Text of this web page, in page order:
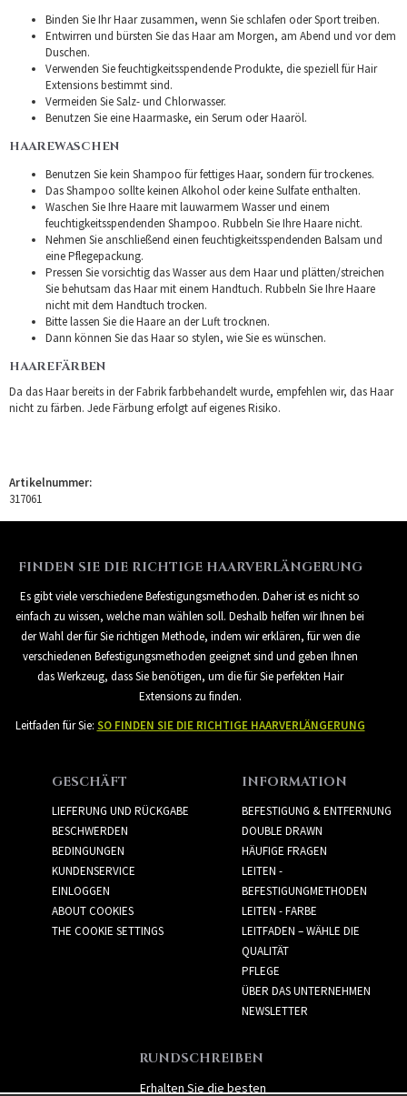
Binden Sie Ihr Haar zusammen, wenn Sie schlafen oder Sport treiben.
Entwirren und bürsten Sie das Haar am Morgen, am Abend und vor dem
Duschen.
Verwenden Sie feuchtigkeitsspendende Produkte, die speziell für Hair
Extensions bestimmt sind.
Vermeiden Sie Salz- und Chlorwasser.
Benutzen Sie eine Haarmaske, ein Serum oder Haaröl.
HAAREWASCHEN
Benutzen Sie kein Shampoo für fettiges Haar, sondern für trockenes.
Das Shampoo sollte keinen Alkohol oder keine Sulfate enthalten.
Waschen Sie Ihre Haare mit lauwarmem Wasser und einem
feuchtigkeitsspendenden Shampoo. Rubbeln Sie Ihre Haare nicht.
Nehmen Sie anschließend einen feuchtigkeitsspendenden Balsam und
eine Pflegepackung.
Pressen Sie vorsichtig das Wasser aus dem Haar und plätten/streichen
Sie behutsam das Haar mit einem Handtuch. Rubbeln Sie Ihre Haare
nicht mit dem Handtuch trocken.
Bitte lassen Sie die Haare an der Luft trocknen.
Dann können Sie das Haar so stylen, wie Sie es wünschen.
HAAREFÄRBEN
Da das Haar bereits in der Fabrik farbbehandelt wurde, empfehlen wir, das Haar
nicht zu färben. Jede Färbung erfolgt auf eigenes Risiko.
Artikelnummer:
317061
FINDEN SIE DIE RICHTIGE HAARVERLÄNGERUNG
Es gibt viele verschiedene Befestigungsmethoden. Daher ist es nicht so
einfach zu wissen, welche man wählen soll. Deshalb helfen wir Ihnen bei
der Wahl der für Sie richtigen Methode, indem wir erklären, für wen die
verschiedenen Befestigungsmethoden geeignet sind und geben Ihnen
das Werkzeug, dass Sie benötigen, um die für Sie perfekten Hair
Extensions zu finden.
Leitfaden für Sie: SO FINDEN SIE DIE RICHTIGE HAARVERLÄNGERUNG
GESCHÄFT
LIEFERUNG UND RÜCKGABE
BESCHWERDEN
BEDINGUNGEN
KUNDENSERVICE
EINLOGGEN
ABOUT COOKIES
THE COOKIE SETTINGS
INFORMATION
BEFESTIGUNG & ENTFERNUNG
DOUBLE DRAWN
HÄUFIGE FRAGEN
LEITEN -
BEFESTIGUNGMETHODEN
LEITEN - FARBE
LEITFADEN – WÄHLE DIE
QUALITÄT
PFLEGE
ÜBER DAS UNTERNEHMEN
NEWSLETTER
RUNDSCHREIBEN
Erhalten Sie die besten